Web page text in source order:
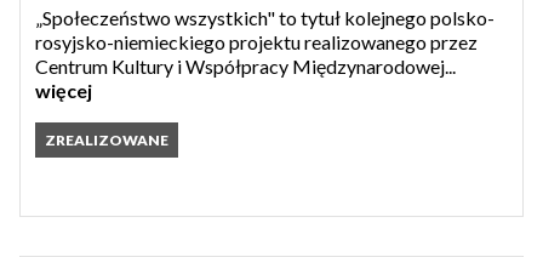
„Społeczeństwo wszystkich" to tytuł kolejnego polsko-
rosyjsko-niemieckiego projektu realizowanego przez
Centrum Kultury i Współpracy Międzynarodowej...
więcej
ZREALIZOWANE